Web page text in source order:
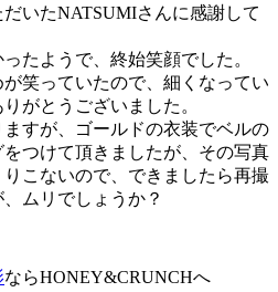
いたNATSUMIさんに感謝して
たようで、終始笑顔でした。
が笑っていたので、細くなってい
がとうございました。
すが、ゴールドの衣装でベルの
つけて頂きましたが、その写真
こないので、できましたら再撮
ムリでしょうか？
ならHONEY&CRUNCHへ